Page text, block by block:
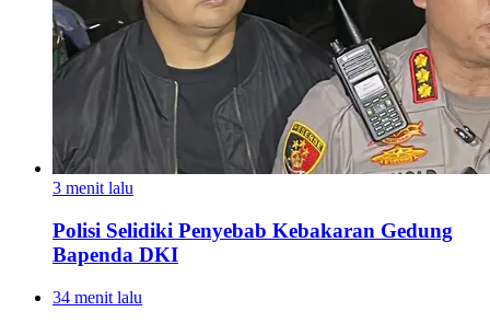
3 menit lalu
Polisi Selidiki Penyebab Kebakaran Gedung
Bapenda DKI
34 menit lalu